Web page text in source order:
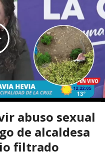
abuso sexual
de alcaldesa
filtrado